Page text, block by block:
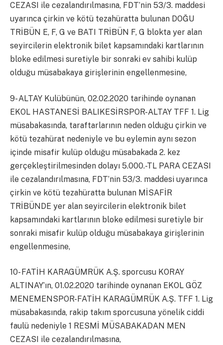
CEZASI ile cezalandırılmasına, FDT’nin 53/3. maddesi
uyarınca çirkin ve kötü tezahüratta bulunan DOĞU
TRİBÜN E, F, G ve BATI TRİBÜN F, G blokta yer alan
seyircilerin elektronik bilet kapsamındaki kartlarının
bloke edilmesi suretiyle bir sonraki ev sahibi kulüp
olduğu müsabakaya girişlerinin engellenmesine,
9- ALTAY Kulübünün, 02.02.2020 tarihinde oynanan
EKOL HASTANESİ BALIKESİRSPOR-ALTAY TFF 1. Lig
müsabakasında, taraftarlarının neden olduğu çirkin ve
kötü tezahürat nedeniyle ve bu eylemin aynı sezon
içinde misafir kulüp olduğu müsabakada 2. kez
gerçekleştirilmesinden dolayı 5.000.-TL PARA CEZASI
ile cezalandırılmasına, FDT’nin 53/3. maddesi uyarınca
çirkin ve kötü tezahüratta bulunan MİSAFİR
TRİBÜNDE yer alan seyircilerin elektronik bilet
kapsamındaki kartlarının bloke edilmesi suretiyle bir
sonraki misafir kulüp olduğu müsabakaya girişlerinin
engellenmesine,
10- FATİH KARAGÜMRÜK A.Ş. sporcusu KORAY
ALTINAY’ın, 01.02.2020 tarihinde oynanan EKOL GÖZ
MENEMENSPOR-FATİH KARAGÜMRÜK A.Ş. TFF 1. Lig
müsabakasında, rakip takım sporcusuna yönelik ciddi
faulü nedeniyle 1 RESMİ MÜSABAKADAN MEN
CEZASI ile cezalandırılmasına,